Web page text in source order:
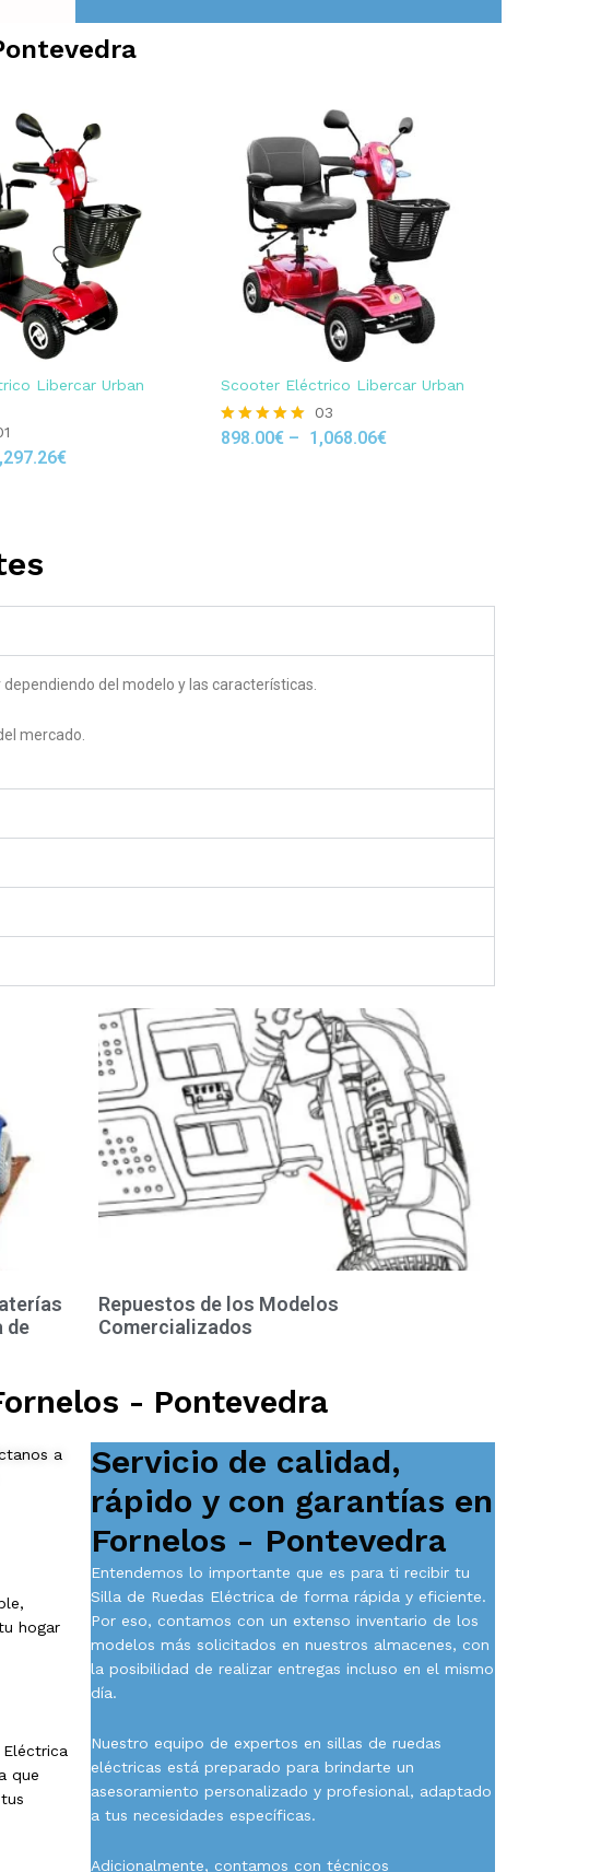
Libercar Urban
€
Scooter Eléctrico Libercar Urban
Rated
03
898.00€– 1,068.06€
del modelo y las características.
mercado.
de
Repuestos de los Modelos
Comercializados
- Pontevedra
a
hogar
que
Servicio de calidad,
rápido y con garantías en
Fornelos - Pontevedra
Entendemos lo importante que es para ti recibir tu
Silla de Ruedas Eléctrica de forma rápida y eficiente.
Por eso, contamos con un extenso inventario de los
modelos más solicitados en nuestros almacenes, con
la posibilidad de realizar entregas incluso en el mismo
día.
Nuestro equipo de expertos en sillas de ruedas
eléctricas está preparado para brindarte un
asesoramiento personalizado y profesional, adaptado
a tus necesidades específicas.
Adicionalmente, contamos con técnicos